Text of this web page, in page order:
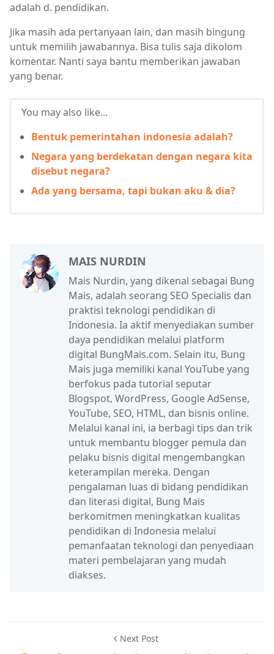
adalah d. pendidikan.
Jika masih ada pertanyaan lain, dan masih bingung
untuk memilih jawabannya. Bisa tulis saja dikolom
komentar. Nanti saya bantu memberikan jawaban
yang benar.
You may also like...
Bentuk pemerintahan indonesia adalah?
Negara yang berdekatan dengan negara kita
disebut negara?
Ada yang bersama, tapi bukan aku & dia?
MAIS NURDIN
Mais Nurdin, yang dikenal sebagai Bung
Mais, adalah seorang SEO Specialis dan
praktisi teknologi pendidikan di
Indonesia. Ia aktif menyediakan sumber
daya pendidikan melalui platform
digital BungMais.com. Selain itu, Bung
Mais juga memiliki kanal YouTube yang
berfokus pada tutorial seputar
Blogspot, WordPress, Google AdSense,
YouTube, SEO, HTML, dan bisnis online.
Melalui kanal ini, ia berbagi tips dan trik
untuk membantu blogger pemula dan
pelaku bisnis digital mengembangkan
keterampilan mereka. Dengan
pengalaman luas di bidang pendidikan
dan literasi digital, Bung Mais
berkomitmen meningkatkan kualitas
pendidikan di Indonesia melalui
pemanfaatan teknologi dan penyediaan
materi pembelajaran yang mudah
diakses.
Next Post